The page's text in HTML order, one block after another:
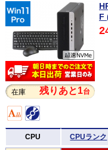
在庫 残りあと1台
F
CPU CPUランク